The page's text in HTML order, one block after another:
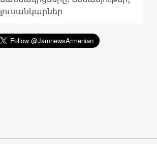
լուսանկարներ